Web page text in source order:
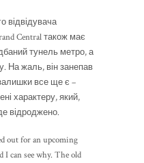
відвідувача
Central також має
тунель метро, а
На жаль, він занепав
все ще є –
характеру, який,
відроджено.
out for an upcoming
I can see why. The old